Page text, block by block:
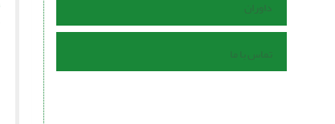
داوران
تماس با ما